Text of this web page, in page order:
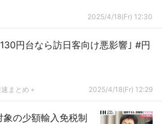
2025/4/18(Fr) 12:30
円台なら訪日客向け悪影響｣ #円
まとめ＋ 2025/4/18(Fr) 12:29
象の少額輸入免税制